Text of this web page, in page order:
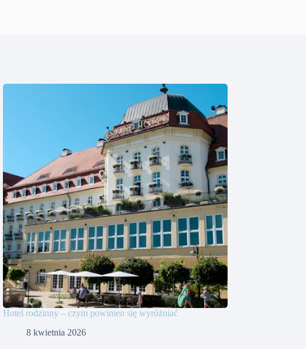
Hotel rodzinny – czym powinien się wyróżniać
8 kwietnia 2026